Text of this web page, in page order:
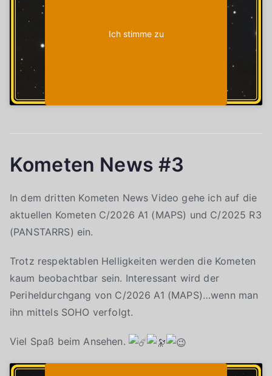
Ich stimme zu
Kometen News #3
In dem dritten Kometen News Video gehe ich auf die
aktuellen Kometen C/2026 A1 (MAPS) und C/2025 R3
(PANSTARRS) ein.
Trotz respektablen Helligkeiten werden die Kometen
kaum beobachtbar sein. Interessant wird der
Periheldurchgang von C/2026 A1 (MAPS)…wenn man
ihn mittels SOHO verfolgt.
Viel Spaß beim Ansehen.